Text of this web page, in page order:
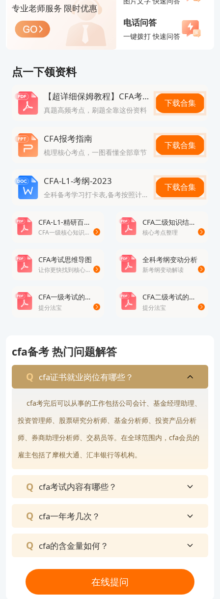
2025年11月CFA一级考试：11月12日-11月18日
2025年11月CFA二级考试：11月19日-11月23日
三、2025年CFA考试大纲变化
除了考试费涨价之外，此次25年CFA考纲变动一级基
本无变化。
2.CFA二级：
纲没有变化，除经济和财报各删除一章外，仅另类发
生来说，整体考纲变动幅度偏小，针对新考纲部分，
需要重点学习，因为新增内容往往是协会喜欢考核的
（1）EconomicsofRegulation整个章节删除
剔除。
该章节内容调整至一级的FinancialStatementAnalysi
第一项变化：更加强调以投资、估值作为目的时不同
类型房产的特征对比。
第二、三项变化：仅为文字调整，意思保持不变。
第四项变化：增加了要求解释房地产投资的估值方
法。
（4）PortfolioManagement
LOS内容无变化，顺序变化（去年的第五第六章改为
25年的第一和第二章，去年的前四章在25年变为第
三到六章）
3.CFA三级：
从2025年2月的CFA考试开始，CFA三级考试将引入
不同专业方向。除传统的投资组合管理（PortfolioM
anagement）方向以外，考生还可以选择私募市场
（PrivateMarkets）或私人财富管理（PrivateWealt
h）方向。
专业老师服务 限时优惠
电话问答
一键拨打 快速问答
点一下领资料
【超详细保姆教程】CFA考试真题
真题高频考点，刷题全靠这份资料
下载合集
CFA报考指南
梳理核心考点，一图看懂全部章节
下载合集
CFA-L1-考纲-2023
全科备考学习打卡表,备考按照计划走
下载合集
CFA-L1-精研百题-数量
CFA一级核心知识点，圈重点
CFA二级知识结构梳理
核心考点整理
CFA考试思维导图
让你更快找到核心考点
全科考纲变动分析
新考纲变动解读
CFA一级考试的数学公式表
提分法宝
CFA二级考试的数学公式表
提分法宝
cfa备考 热门问题解答
cfa证书就业岗位有哪些？
cfa考完后可以从事的工作包括公司会计、基金经理助理、
投资管理师、股票研究分析师、基金分析师、投资产品分析
师、券商助理分析师、交易员等。在全球范围内，cfa会员的
雇主包括了摩根大通、汇丰银行等机构。
cfa考试内容有哪些？
cfa一年考几次？
cfa的含金量如何？
在线提问